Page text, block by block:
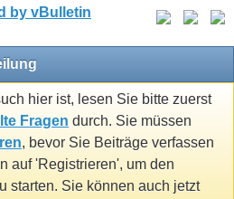
hier ist, lesen Sie bitte zuerst
Fragen durch. Sie müssen
, bevor Sie Beiträge verfassen
auf 'Registrieren', um den
starten. Sie können auch jetzt